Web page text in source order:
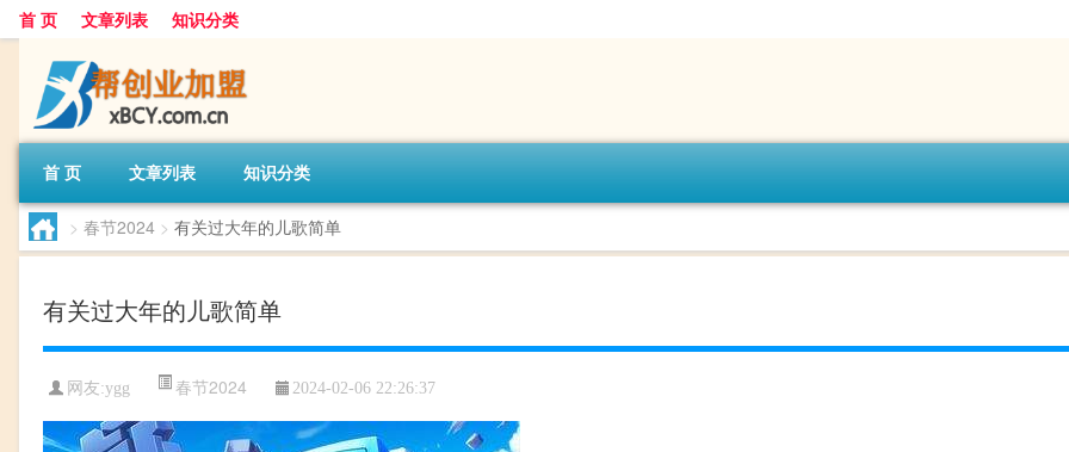
首 页 文章列表 知识分类
首 页 文章列表 知识分类
> 春节2024 > 有关过大年的儿歌简单
有关过大年的儿歌简单
网友:ygg 春节2024 2024-02-06 22:26:37